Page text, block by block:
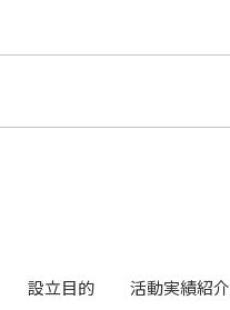
設立目的 活動実績紹介